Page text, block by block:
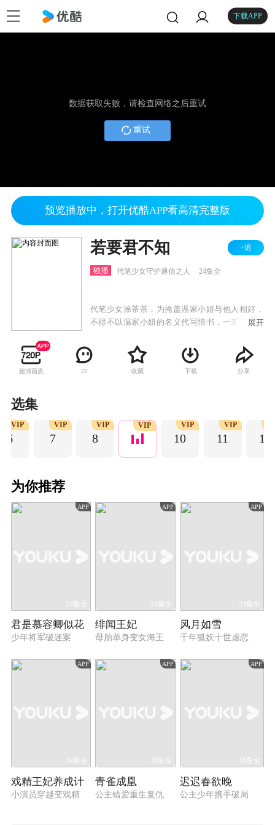
下载APP
数据获取失败，请检查网络之后重试
重试
预览播放中，打开优酷APP看高清完整版
若要君不知 +追
独播 代笔少女守护通信之人 24集全
代笔少女涂茶茶，为掩盖温家小姐与他人相好，
不得不以温家小姐的名义代写情书，一来二去，
陷害沈不言，涂茶茶组建一个临时家庭冒充温府
全家想劝退沈不言，没想到却误入反派温老爷设
计的圈套之中，冒名顶替的身份让他们陷入一场
展开
超清画质 22 收藏 下载 分享
选集
6
VIP
7
VIP
8
VIP VIP
10
VIP
11
VIP
12
为你推荐
APP
24集全
君是慕容卿似花
少年将军破迷案
APP
24集全
绯闻王妃
母胎单身变女海王
APP
24集全
风月如雪
千年狐妖十世虐恋
APP
24集全
戏精王妃养成计
小演员穿越变戏精
APP
30集全
青雀成凰
公主错爱重生复仇
APP
16集全
迟迟春欲晚
公主少年携手破局